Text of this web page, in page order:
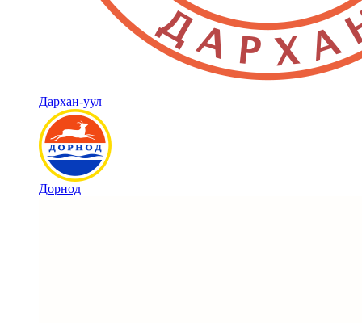
Дархан-уул
Дорнод